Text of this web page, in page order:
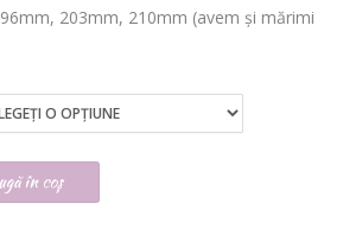
203mm, 210mm (avem şi mărimi
în coș